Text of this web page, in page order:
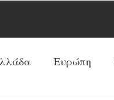
Ευρώπη